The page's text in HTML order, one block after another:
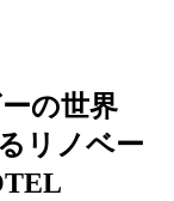
の世界
リノベー